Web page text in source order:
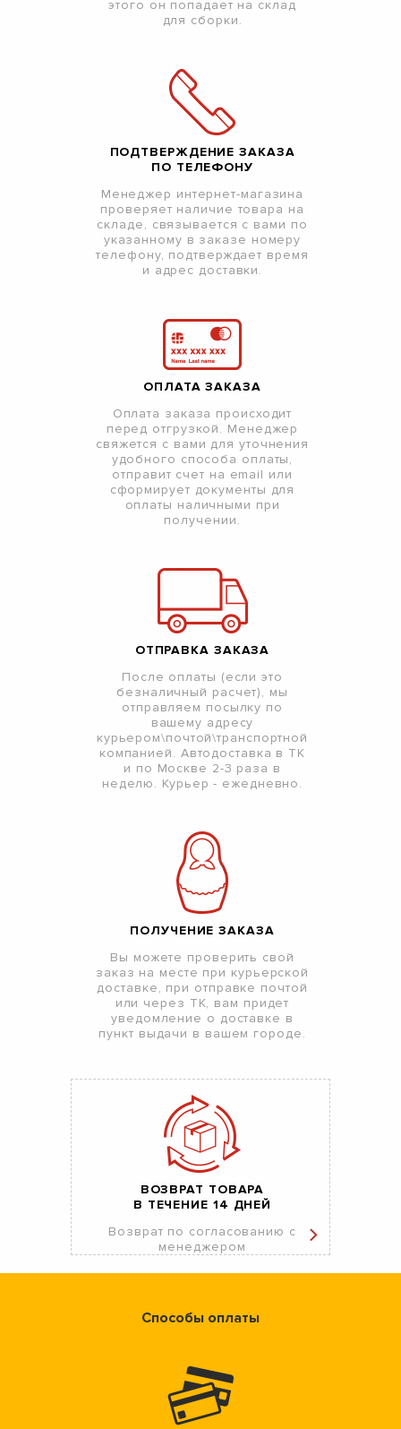
этого он попадает на склад
для сборки.
ПОДТВЕРЖДЕНИЕ ЗАКАЗА
ПО ТЕЛЕФОНУ
Менеджер интернет-магазина
проверяет наличие товара на
складе, связывается с вами по
указанному в заказе номеру
телефону, подтверждает время
и адрес доставки.
ОПЛАТА ЗАКАЗА
Оплата заказа происходит
перед отгрузкой. Менеджер
свяжется с вами для уточнения
удобного способа оплаты,
отправит счет на email или
сформирует документы для
оплаты наличными при
получении.
ОТПРАВКА ЗАКАЗА
После оплаты (если это
безналичный расчет), мы
отправляем посылку по
вашему адресу
курьером\почтой\транспортной
компанией. Автодоставка в ТК
и по Москве 2-3 раза в
неделю. Курьер - ежедневно.
ПОЛУЧЕНИЕ ЗАКАЗА
Вы можете проверить свой
заказ на месте при курьерской
доставке, при отправке почтой
или через ТК, вам придет
уведомление о доставке в
пункт выдачи в вашем городе.
ВОЗВРАТ ТОВАРА
В ТЕЧЕНИЕ 14 ДНЕЙ
Возврат по согласованию с
менеджером
Способы оплаты